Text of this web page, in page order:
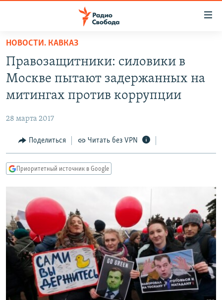
упрощенного
доступа
Вернуться
основному
Вернутся
Вернутся
ПОДКАСТЫ
МНЕНИЯ
КУЛЬТУРА
КАВКАЗ.РЕАЛИИ
СЕВЕР.РЕАЛИИ
СИБИРЬ.РЕАЛИИ
РАСПИСАНИЕ ВЕЩАНИЯ
ПОДПИШИТЕСЬ НА РАССЫЛКУ
СОЦИАЛЬНЫЕ СЕТИ
НОВОСТИ. КАВКАЗ
Правозащитники: силовики в
Москве пытают задержанных на
митингах против коррупции
28 марта 2017
Поделиться Читать без VPN
Приоритетный источник в Google